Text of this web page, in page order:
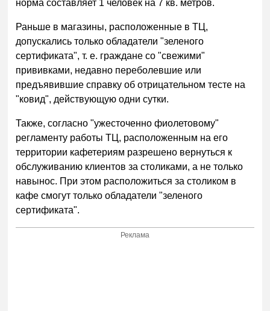
норма составляет 1 человек на 7 кв. метров.
Раньше в магазины, расположенные в ТЦ,
допускались только обладатели "зеленого
сертификата", т. е. граждане со "свежими"
прививками, недавно переболевшие или
предъявившие справку об отрицательном тесте на
"ковид", действующую одни сутки.
Также, согласно "ужесточенно фиолетовому"
регламенту работы ТЦ, расположенным на его
территории кафетериям разрешено вернуться к
обслуживанию клиентов за столиками, а не только
навынос. При этом расположиться за столиком в
кафе смогут только обладатели "зеленого
сертификата".
Реклама